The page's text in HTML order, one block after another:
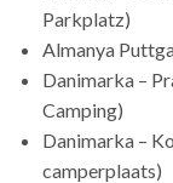
Parkplatz)
Almanya
Danimarka –
Camping)
Danimarka –
camperplaats)